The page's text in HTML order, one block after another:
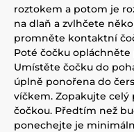
roztokem a potom je
na dlaň a zvlhčete
promněte kontaktní
Poté čočku
Umístěte čočku do
úplně ponořena do
víčkem. Zopakujte
čočkou. Předtím než
ponechejte je